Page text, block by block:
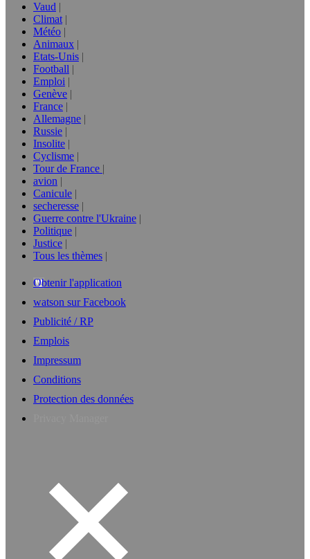
Vaud
Climat
Météo
Animaux
Etats-Unis
Football
Emploi
Genève
France
Allemagne
Russie
Insolite
Cyclisme
Tour de France
avion
Canicule
secheresse
Guerre contre l'Ukraine
Politique
Justice
Tous les thèmes
Obtenir l'application
watson sur Facebook
Publicité / RP
Emplois
Impressum
Conditions
Protection des données